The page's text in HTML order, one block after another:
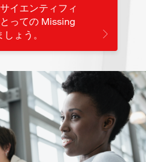
イエンティフィ
っての Missing
ょう。